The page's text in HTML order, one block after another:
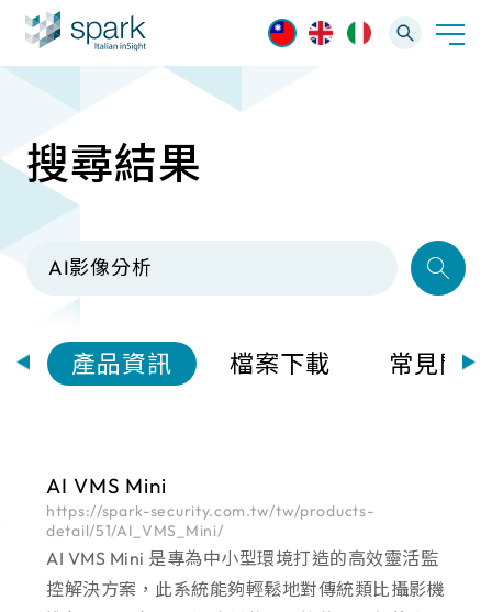
解決方案
AI 影像管理軟體
AI 一站式解決方案
輕量化監控(16-32路)
IP網路攝影機
Spark攝影機
最新消息
搜尋結果
產品資訊 檔案下載 常見問題
AI VMS Mini
https://spark-security.com.tw/tw/products-
detail/51/AI_VMS_Mini/
AI VMS Mini 是專為中小型環境打造的高效靈活監
控解決方案，此系統能夠輕鬆地對傳統類比攝影機